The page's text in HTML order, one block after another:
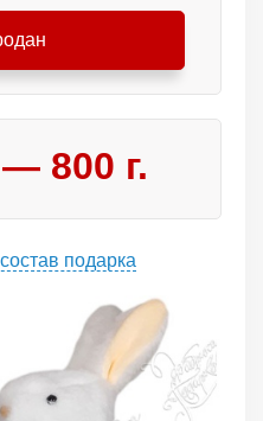
— 800 г.
подарка